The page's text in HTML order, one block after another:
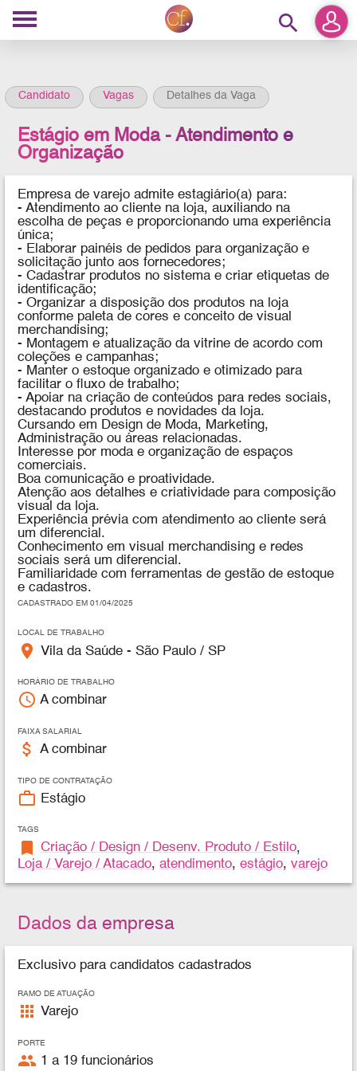
search
Candidato Vagas Detalhes da Vaga
Estágio em Moda - Atendimento e
Organização
Empresa de varejo admite estagiário(a) para:
- Atendimento ao cliente na loja, auxiliando na
escolha de peças e proporcionando uma experiência
única;
- Elaborar painéis de pedidos para organização e
solicitação junto aos fornecedores;
- Cadastrar produtos no sistema e criar etiquetas de
identificação;
- Organizar a disposição dos produtos na loja
conforme paleta de cores e conceito de visual
merchandising;
- Montagem e atualização da vitrine de acordo com
coleções e campanhas;
- Manter o estoque organizado e otimizado para
facilitar o fluxo de trabalho;
- Apoiar na criação de conteúdos para redes sociais,
destacando produtos e novidades da loja.
Cursando em Design de Moda, Marketing,
Administração ou áreas relacionadas.
Interesse por moda e organização de espaços
comerciais.
Boa comunicação e proatividade.
Atenção aos detalhes e criatividade para composição
visual da loja.
Experiência prévia com atendimento ao cliente será
um diferencial.
Conhecimento em visual merchandising e redes
sociais será um diferencial.
Familiaridade com ferramentas de gestão de estoque
e cadastros.
CADASTRADO EM 01/04/2025
LOCAL DE TRABALHO
place Vila da Saúde - São Paulo / SP
HORÁRIO DE TRABALHO
access_time A combinar
FAIXA SALARIAL
attach_money A combinar
TIPO DE CONTRATAÇÃO
work_outline Estágio
TAGS
bookmark Criação / Design / Desenv. Produto / Estilo,
Loja / Varejo / Atacado,atendimento,estágio,varejo
Dados da empresa
Exclusivo para candidatos cadastrados
RAMO DE ATUAÇÃO
apps Varejo
PORTE
people 1 a 19 funcionários